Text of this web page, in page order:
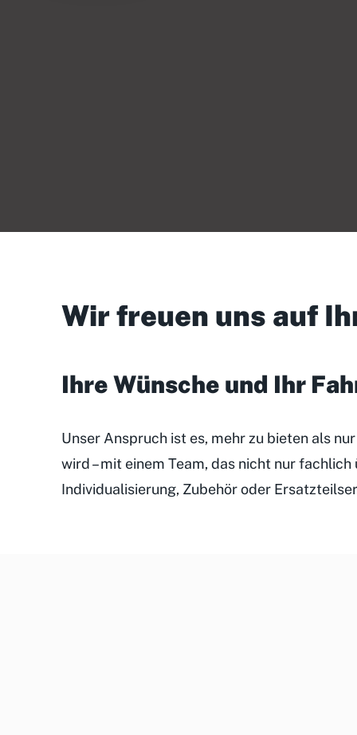
Wir freuen uns auf
Ihre Wünsche und Ihr
Unser Anspruch ist es, mehr zu bieten als
wird – mit einem Team, das nicht nur
Individualisierung, Zubehör oder